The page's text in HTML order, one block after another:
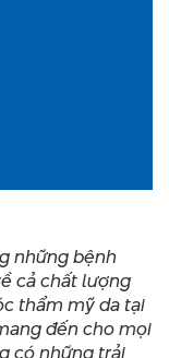
những bệnh
cả chất lượng
thẩm mỹ da tại
đến cho mọi
có những trải